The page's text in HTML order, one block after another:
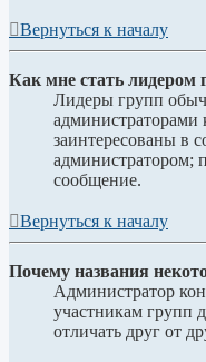
Вернуться к началу
Как мне стать лидером
Лидеры групп
заинтересованы в
администратором;
сообщение.
Вернуться к началу
Почему названия
Администратор
участникам групп
отличать друг от